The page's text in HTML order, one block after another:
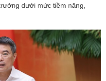
dưới mức tiềm năng,